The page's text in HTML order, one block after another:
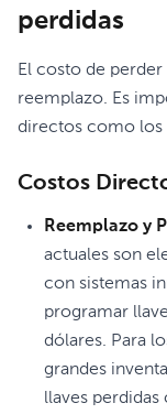
perdidas
El costo de
reemplazo. Es
directos como los
Costos
Reemplazo y
actuales son
con sistemas
programar
dólares. Para
grandes
llaves perdidas